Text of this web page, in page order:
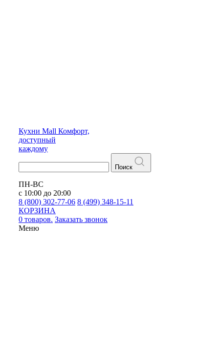
Кухни Mall Комфорт,
доступный
каждому
Поиск
ПН-ВС
с 10:00 до 20:00
8 (800) 302-77-06 8 (499) 348-15-11
КОРЗИНА
0 товаров. Заказать звонок
Меню